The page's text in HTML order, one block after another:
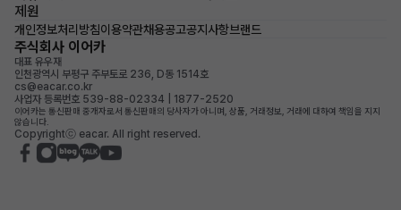
제원
개인정보처리방침이용약관채용공고공지사항브랜드
주식회사 이어카
대표 유우재
인천광역시 부평구 주부토로 236, D동 1514호
cs@eacar.co.kr
사업자 등록번호 539-88-02334 | 1877-2520
이어카는 통신판매 중개자로서 통신판매의 당사자가 아니며, 상품, 거래정보, 거래에 대하여 책임을 지지
않습니다.
Copyrightⓒ eacar. All right reserved.